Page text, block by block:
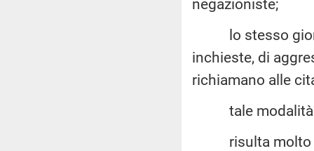
negazioniste;
lo stesso
inchieste, di
richiamano alle
tale modalità
risulta molto